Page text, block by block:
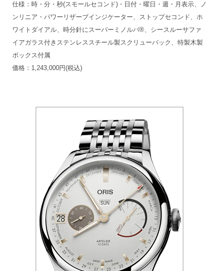
仕様：時・分・秒(スモールセコンド)・日付・曜日・週・月表示、ノ
ンリニア・パワーリザーブインジケーター、ストップセコンド、ホ
ワイトダイアル、時分針にスーパーミノルバ®、シースルーサファ
イアガラス付きステンレススチール製スクリューバック、特製木製
ボックス付属
価格：1,243,000円(税込)